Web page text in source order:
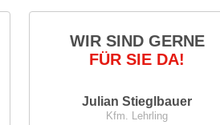
WIR SIND GERNE
FÜR SIE DA!
Julian Stieglbauer
Kfm. Lehrling